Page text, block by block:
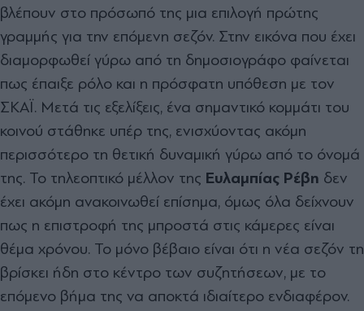
βλέπουν στο πρόσωπό της μια επιλογή πρώτης
γραμμής για την επόμενη σεζόν. Στην εικόνα που έχει
διαμορφωθεί γύρω από τη δημοσιογράφο φαίνεται
πως έπαιξε ρόλο και η πρόσφατη υπόθεση με τον
ΣΚΑΪ. Μετά τις εξελίξεις, ένα σημαντικό κομμάτι του
κοινού στάθηκε υπέρ της, ενισχύοντας ακόμη
περισσότερο τη θετική δυναμική γύρω από το όνομά
της. Το τηλεοπτικό μέλλον της Ευλαμπίας Ρέβη δεν
έχει ακόμη ανακοινωθεί επίσημα, όμως όλα δείχνουν
πως η επιστροφή της μπροστά στις κάμερες είναι
θέμα χρόνου. Το μόνο βέβαιο είναι ότι η νέα σεζόν τη
βρίσκει ήδη στο κέντρο των συζητήσεων, με το
επόμενο βήμα της να αποκτά ιδιαίτερο ενδιαφέρον.